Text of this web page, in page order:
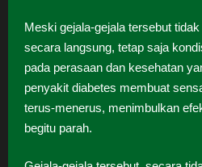
Meski gejala-gejala tersebut
secara langsung, tetap saja
pada perasaan dan kesehatan
penyakit diabetes membuat
terus-menerus, menimbulkan
begitu parah.